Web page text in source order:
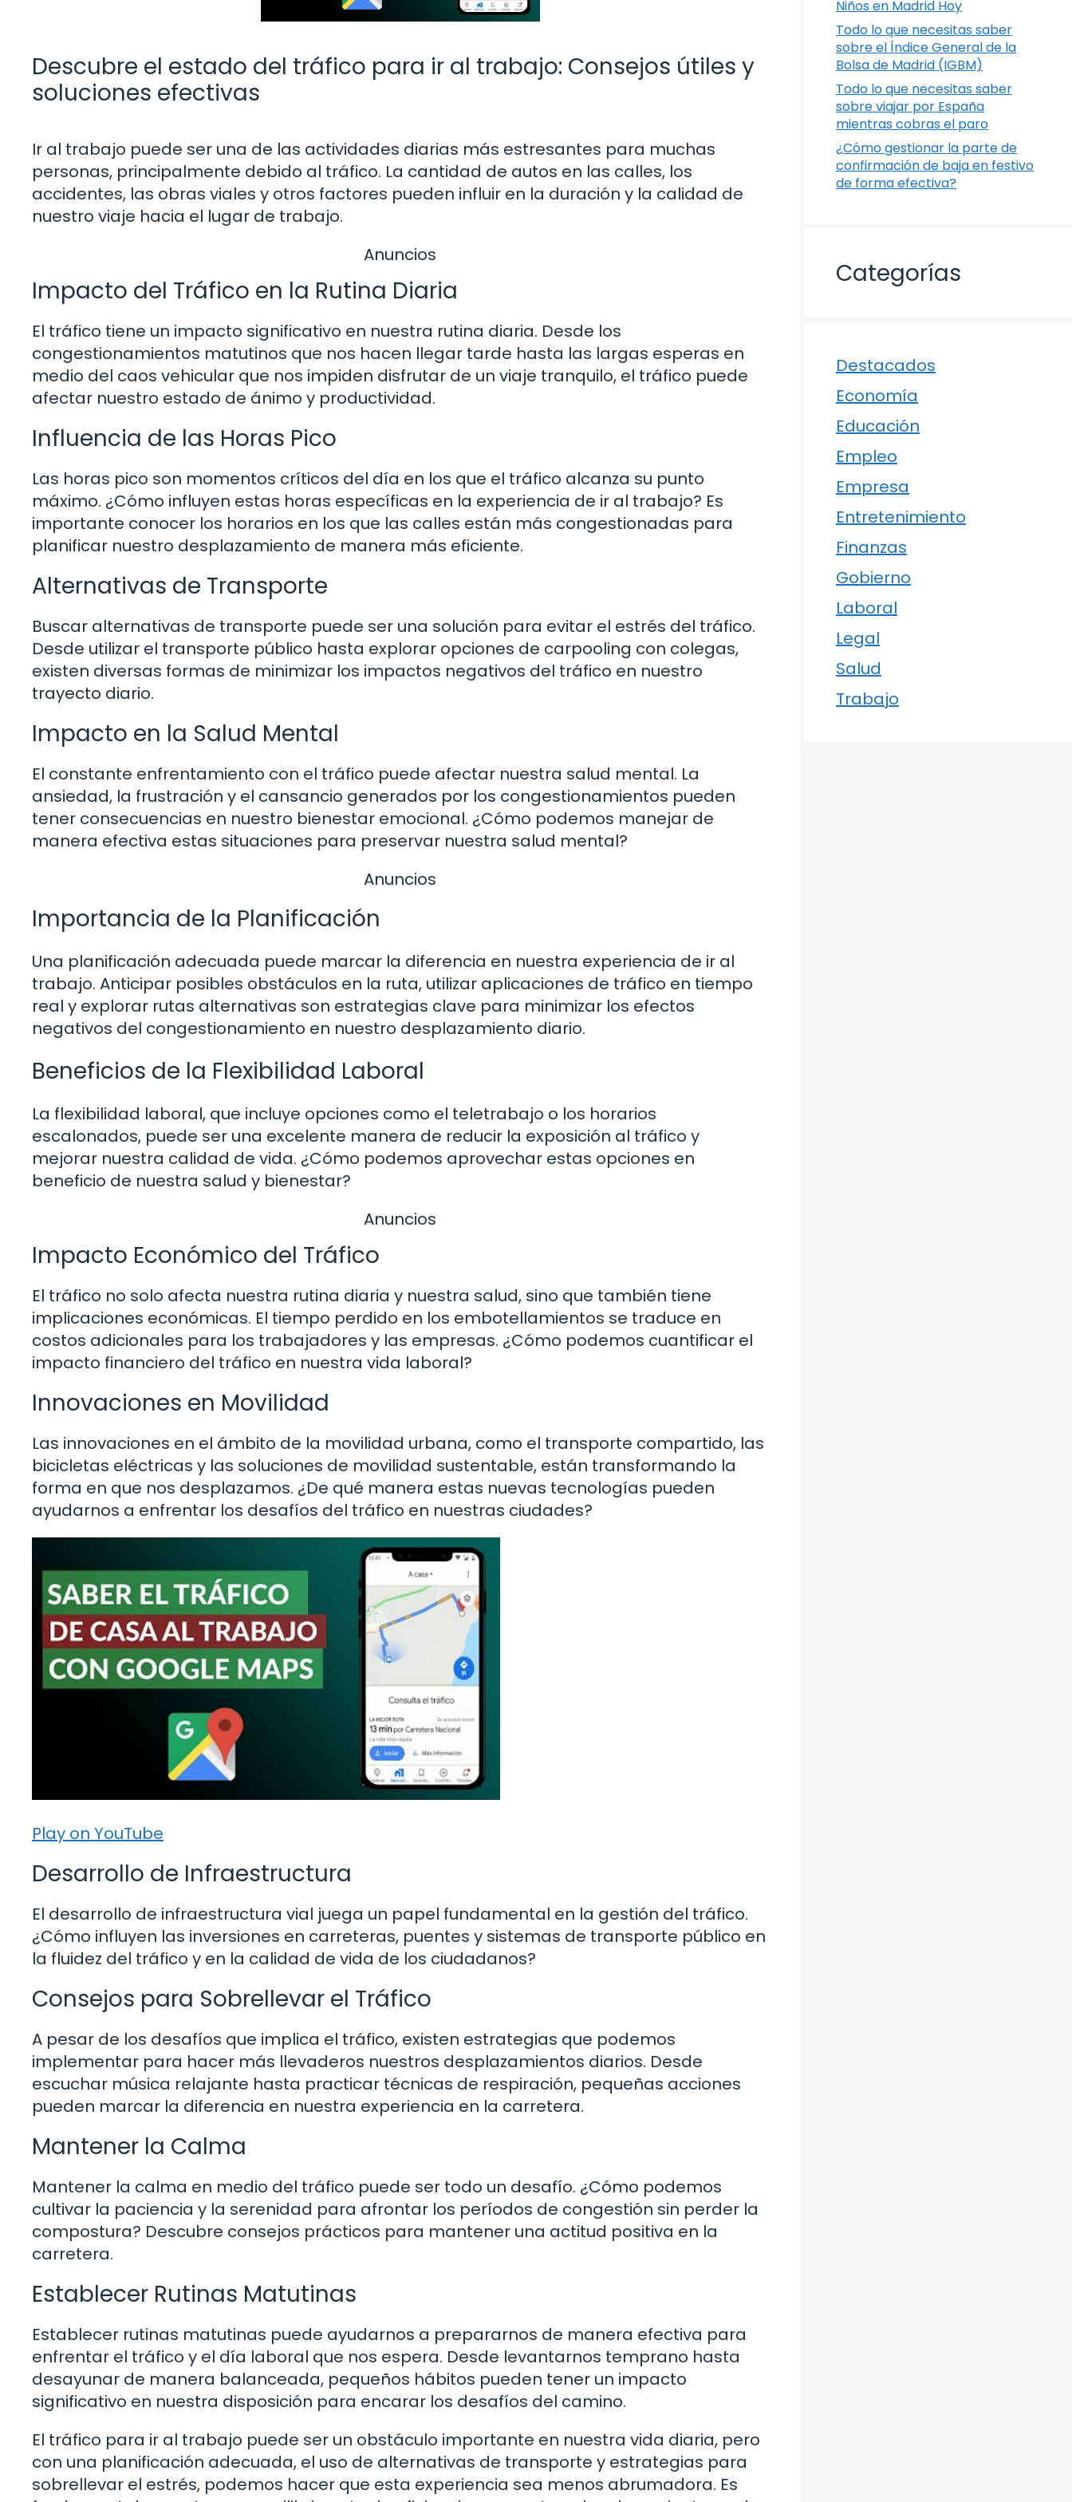
Descubre el estado del tráfico para ir al trabajo: Consejos útiles y
soluciones efectivas
Ir al trabajo puede ser una de las actividades diarias más estresantes para muchas
personas, principalmente debido al tráfico. La cantidad de autos en las calles, los
accidentes, las obras viales y otros factores pueden influir en la duración y la calidad de
nuestro viaje hacia el lugar de trabajo.
Anuncios
Impacto del Tráfico en la Rutina Diaria
El tráfico tiene un impacto significativo en nuestra rutina diaria. Desde los
congestionamientos matutinos que nos hacen llegar tarde hasta las largas esperas en
medio del caos vehicular que nos impiden disfrutar de un viaje tranquilo, el tráfico puede
afectar nuestro estado de ánimo y productividad.
Influencia de las Horas Pico
Las horas pico son momentos críticos del día en los que el tráfico alcanza su punto
máximo. ¿Cómo influyen estas horas específicas en la experiencia de ir al trabajo? Es
importante conocer los horarios en los que las calles están más congestionadas para
planificar nuestro desplazamiento de manera más eficiente.
Alternativas de Transporte
Buscar alternativas de transporte puede ser una solución para evitar el estrés del tráfico.
Desde utilizar el transporte público hasta explorar opciones de carpooling con colegas,
existen diversas formas de minimizar los impactos negativos del tráfico en nuestro
trayecto diario.
Impacto en la Salud Mental
El constante enfrentamiento con el tráfico puede afectar nuestra salud mental. La
ansiedad, la frustración y el cansancio generados por los congestionamientos pueden
tener consecuencias en nuestro bienestar emocional. ¿Cómo podemos manejar de
manera efectiva estas situaciones para preservar nuestra salud mental?
Anuncios
Importancia de la Planificación
Una planificación adecuada puede marcar la diferencia en nuestra experiencia de ir al
trabajo. Anticipar posibles obstáculos en la ruta, utilizar aplicaciones de tráfico en tiempo
real y explorar rutas alternativas son estrategias clave para minimizar los efectos
negativos del congestionamiento en nuestro desplazamiento diario.
Beneficios de la Flexibilidad Laboral
La flexibilidad laboral, que incluye opciones como el teletrabajo o los horarios
escalonados, puede ser una excelente manera de reducir la exposición al tráfico y
mejorar nuestra calidad de vida. ¿Cómo podemos aprovechar estas opciones en
beneficio de nuestra salud y bienestar?
Anuncios
Impacto Económico del Tráfico
El tráfico no solo afecta nuestra rutina diaria y nuestra salud, sino que también tiene
implicaciones económicas. El tiempo perdido en los embotellamientos se traduce en
costos adicionales para los trabajadores y las empresas. ¿Cómo podemos cuantificar el
impacto financiero del tráfico en nuestra vida laboral?
Innovaciones en Movilidad
Las innovaciones en el ámbito de la movilidad urbana, como el transporte compartido, las
bicicletas eléctricas y las soluciones de movilidad sustentable, están transformando la
forma en que nos desplazamos. ¿De qué manera estas nuevas tecnologías pueden
ayudarnos a enfrentar los desafíos del tráfico en nuestras ciudades?
Play on YouTube
Desarrollo de Infraestructura
El desarrollo de infraestructura vial juega un papel fundamental en la gestión del tráfico.
¿Cómo influyen las inversiones en carreteras, puentes y sistemas de transporte público en
la fluidez del tráfico y en la calidad de vida de los ciudadanos?
Consejos para Sobrellevar el Tráfico
A pesar de los desafíos que implica el tráfico, existen estrategias que podemos
implementar para hacer más llevaderos nuestros desplazamientos diarios. Desde
escuchar música relajante hasta practicar técnicas de respiración, pequeñas acciones
pueden marcar la diferencia en nuestra experiencia en la carretera.
Mantener la Calma
Mantener la calma en medio del tráfico puede ser todo un desafío. ¿Cómo podemos
cultivar la paciencia y la serenidad para afrontar los períodos de congestión sin perder la
compostura? Descubre consejos prácticos para mantener una actitud positiva en la
carretera.
Establecer Rutinas Matutinas
Establecer rutinas matutinas puede ayudarnos a prepararnos de manera efectiva para
enfrentar el tráfico y el día laboral que nos espera. Desde levantarnos temprano hasta
desayunar de manera balanceada, pequeños hábitos pueden tener un impacto
significativo en nuestra disposición para encarar los desafíos del camino.
El tráfico para ir al trabajo puede ser un obstáculo importante en nuestra vida diaria, pero
con una planificación adecuada, el uso de alternativas de transporte y estrategias para
sobrellevar el estrés, podemos hacer que esta experiencia sea menos abrumadora. Es
Niños en Madrid Hoy
Todo lo que necesitas saber
sobre el Índice General de la
Bolsa de Madrid (IGBM)
Todo lo que necesitas saber
sobre viajar por España
mientras cobras el paro
¿Cómo gestionar la parte de
confirmación de baja en festivo
de forma efectiva?
Categorías
Destacados
Economía
Educación
Empleo
Empresa
Entretenimiento
Finanzas
Gobierno
Laboral
Legal
Salud
Trabajo